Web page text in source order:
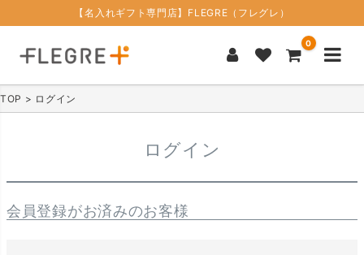
【名入れギフト専門店】FLEGRE（フレグレ）
0
TOP ログイン
ログイン
会員登録がお済みのお客様